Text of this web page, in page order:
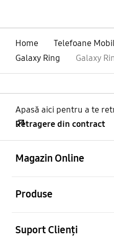
Home Telefoane
Galaxy Ring
Galaxy
Apasă aici pentru a te
Retragere din contract
Magazin Online
Produse
Suport Clienți